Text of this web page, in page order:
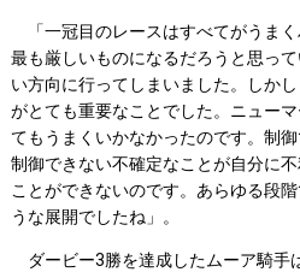
「一冠目のレースはすべてがうまく
最も厳しいものになるだろうと思っ
い方向に行ってしまいました。しか
がとても重要なことでした。ニュー
てもうまくいかなかったのです。制
制御できない不確定なことが自分に
ことができないのです。あらゆる段
うな展開でしたね」。
ダービー3勝を達成したムーア騎手